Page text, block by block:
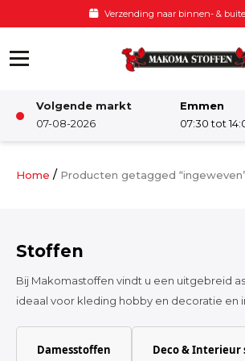
Verzending naar binnen- &
Volgende markt
07-08-2026
Emmen
07:30 tot
Damesstoffen
Home / Producten getagged
Stoffen
Bij Makomastoffen vindt u een uitgebreid
ideaal voor kleding hobby en decoratie en
Damesstoffen Deco & Interieur